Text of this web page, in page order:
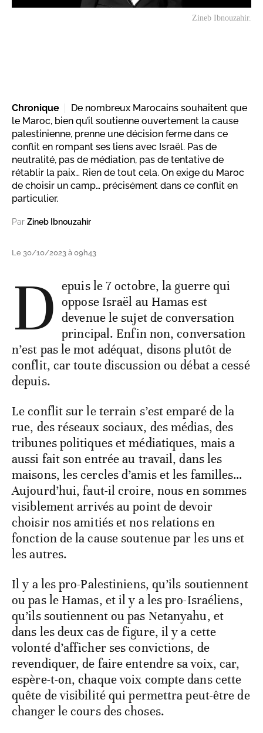
Zineb Ibnouzahir.
Chronique
De nombreux Marocains souhaitent que
le Maroc, bien qu’il soutienne ouvertement la cause
palestinienne, prenne une décision ferme dans ce
conflit en rompant ses liens avec Israël. Pas de
neutralité, pas de médiation, pas de tentative de
rétablir la paix… Rien de tout cela. On exige du Maroc
de choisir un camp… précisément dans ce conflit en
particulier.
Par Zineb Ibnouzahir
Le 30/10/2023 à 09h43
D epuis le 7 octobre, la guerre qui
oppose Israël au Hamas est
devenue le sujet de conversation
principal. Enfin non, conversation
n’est pas le mot adéquat, disons plutôt de
conflit, car toute discussion ou débat a cessé
depuis.
Le conflit sur le terrain s’est emparé de la
rue, des réseaux sociaux, des médias, des
tribunes politiques et médiatiques, mais a
aussi fait son entrée au travail, dans les
maisons, les cercles d’amis et les familles…
Aujourd’hui, faut-il croire, nous en sommes
visiblement arrivés au point de devoir
choisir nos amitiés et nos relations en
fonction de la cause soutenue par les uns et
les autres.
Il y a les pro-Palestiniens, qu’ils soutiennent
ou pas le Hamas, et il y a les pro-Israéliens,
qu’ils soutiennent ou pas Netanyahu, et
dans les deux cas de figure, il y a cette
volonté d’afficher ses convictions, de
revendiquer, de faire entendre sa voix, car,
espère-t-on, chaque voix compte dans cette
quête de visibilité qui permettra peut-être de
changer le cours des choses.